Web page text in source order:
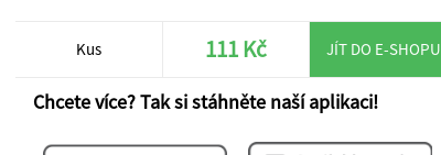
Kus 111 Kč JÍT DO E-SHOPU
Chcete více? Tak si stáhněte naší aplikaci!